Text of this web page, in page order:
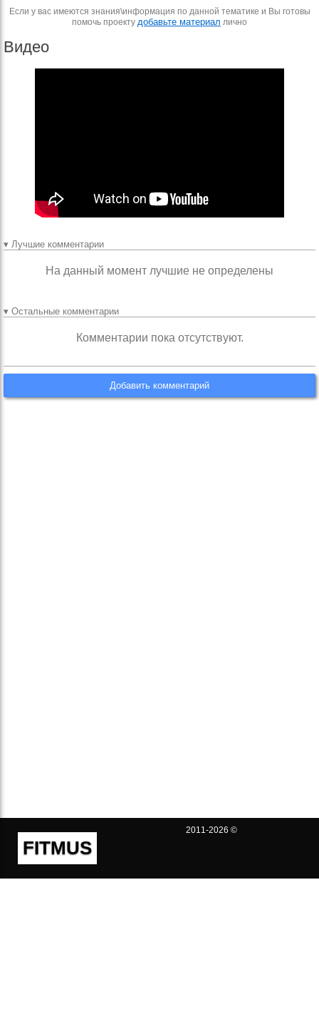
Если у вас имеются знания\информация по данной тематике и Вы готовы
помочь проекту добавьте материал лично
Видео
▾ Лучшие комментарии
На данный момент лучшие не определены
▾ Остальные комментарии
Комментарии пока отсутствуют.
Добавить комментарий
FITMUS
2011-2026 ©